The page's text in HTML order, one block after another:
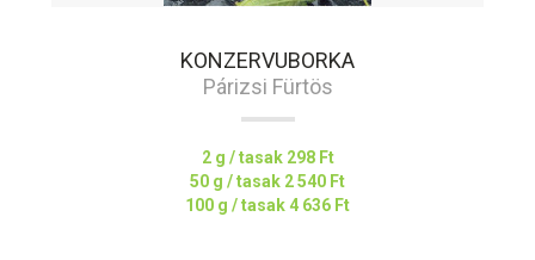
KONZERVUBORKA
Párizsi Fürtös
2 g / tasak 298 Ft
50 g / tasak 2 540 Ft
100 g / tasak 4 636 Ft